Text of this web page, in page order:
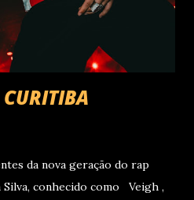
da nova geração do rap
conhecido como Veigh ,